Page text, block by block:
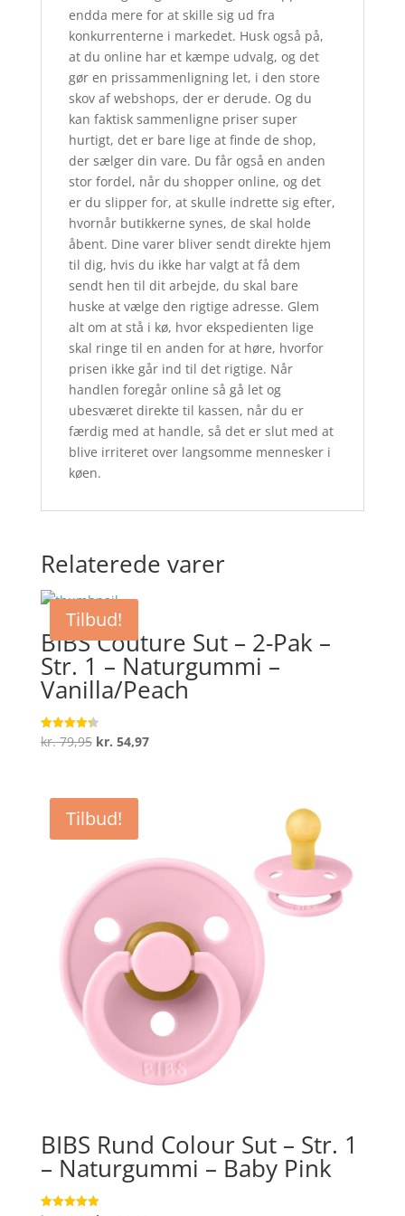
endda mere for at skille sig ud fra
konkurrenterne i markedet. Husk også på,
at du online har et kæmpe udvalg, og det
gør en prissammenligning let, i den store
skov af webshops, der er derude. Og du
kan faktisk sammenligne priser super
hurtigt, det er bare lige at finde de shop,
der sælger din vare. Du får også en anden
stor fordel, når du shopper online, og det
er du slipper for, at skulle indrette sig efter,
hvornår butikkerne synes, de skal holde
åbent. Dine varer bliver sendt direkte hjem
til dig, hvis du ikke har valgt at få dem
sendt hen til dit arbejde, du skal bare
huske at vælge den rigtige adresse. Glem
alt om at stå i kø, hvor ekspedienten lige
skal ringe til en anden for at høre, hvorfor
prisen ikke går ind til det rigtige. Når
handlen foregår online så gå let og
ubesværet direkte til kassen, når du er
færdig med at handle, så det er slut med at
blive irriteret over langsomme mennesker i
køen.
Relaterede varer
Tilbud!
BIBS Couture Sut – 2-Pak –
Str. 1 – Naturgummi –
Vanilla/Peach
Vurderet
4.3
kr.79,95 Den
var:
kr. 79,95.
kr. 54,97Den
Tilbud!
BIBS Rund Colour Sut – Str. 1
– Naturgummi – Baby Pink